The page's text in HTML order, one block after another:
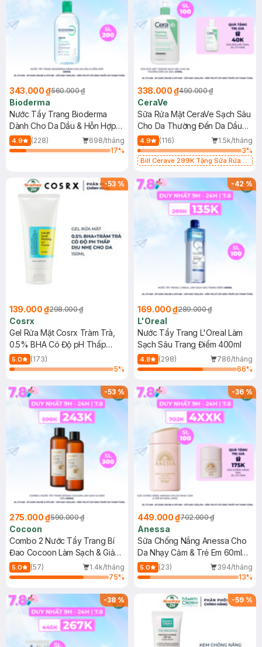
343.000 ₫560.000 ₫
Bioderma
Nước Tẩy Trang Bioderma
Dành Cho Da Dầu & Hỗn Hợp
500ml
4.9 (228)
698/tháng
17%
338.000 ₫490.000 ₫
CeraVe
Sữa Rửa Mặt CeraVe Sạch Sâu
Cho Da Thường Đến Da Dầu
473ml
4.9 (116)
1.5k/tháng
3%
Bill Cerave 299K Tặng Sữa Rửa
-53 %
139.000 ₫298.000 ₫
Cosrx
Gel Rửa Mặt Cosrx Tràm Trà,
0.5% BHA Có Độ pH Thấp
150ml
5.0
(173)
5%
-42%
169.000 ₫289.000 ₫
L'Oreal
Nước Tẩy Trang L'Oreal Làm
Sạch Sâu Trang Điểm 400ml
4.8 (298)
786/tháng
66%
-53%
275.000 ₫590.000 ₫
Cocoon
Combo 2 Nước Tẩy Trang Bí
Đao Cocoon Làm Sạch & Giảm
Dầu 500ml
5.0 (57)
1.4k/tháng
75%
-36%
449.000 ₫702.000 ₫
Anessa
Sữa Chống Nắng Anessa Cho
Da Nhạy Cảm & Trẻ Em 60ml
(Mới)
5.0 (23)
394/tháng
13%
-38% -59 %